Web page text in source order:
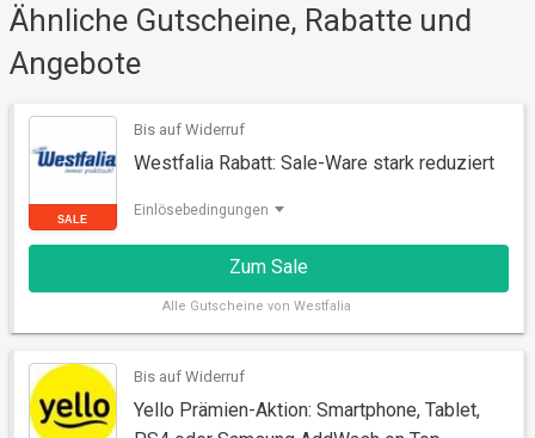
Ähnliche Gutscheine, Rabatte und
Angebote
Bis auf Widerruf
Westfalia Rabatt: Sale-Ware stark reduziert
Einlösebedingungen
Zum Sale
Alle Gutscheine von Westfalia
Bis auf Widerruf
Yello Prämien-Aktion: Smartphone, Tablet,